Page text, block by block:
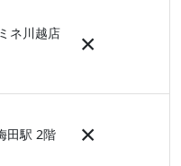
ネ川越店
×
田駅 2階 ×